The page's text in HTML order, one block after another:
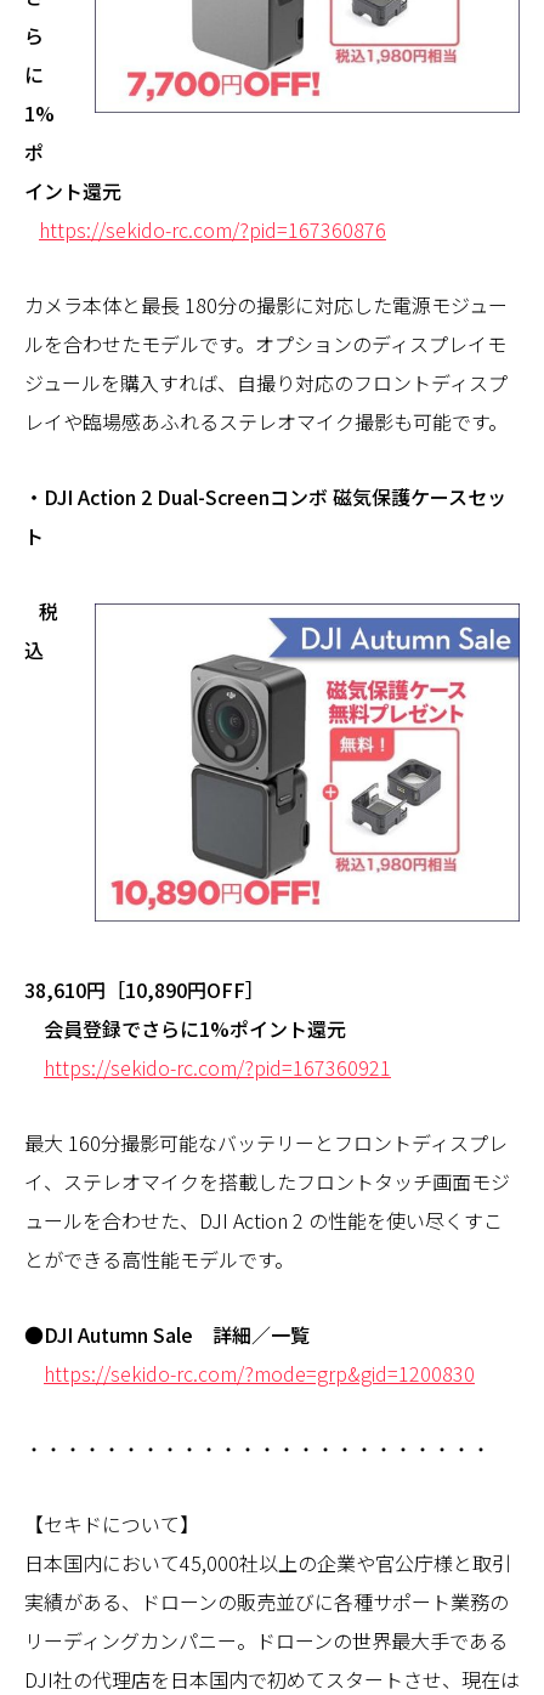
ら
に
1%
ポ
イント還元
https://sekido-rc.com/?pid=167360876
カメラ本体と最長 180分の撮影に対応した電源モジュー
ルを合わせたモデルです。オプションのディスプレイモ
ジュールを購入すれば、自撮り対応のフロントディスプ
レイや臨場感あふれるステレオマイク撮影も可能です。
・DJI Action 2 Dual-Screenコンボ 磁気保護ケースセッ
ト
税
込
38,610円［10,890円OFF］
会員登録でさらに1%ポイント還元
https://sekido-rc.com/?pid=167360921
最大 160分撮影可能なバッテリーとフロントディスプレ
イ、ステレオマイクを搭載したフロントタッチ画面モジ
ュールを合わせた、DJI Action 2 の性能を使い尽くすこ
とができる高性能モデルです。
●DJI Autumn Sale 詳細／一覧
https://sekido-rc.com/?mode=grp&gid=1200830
・・・・・・・・・・・・・・・・・・・・・・・・
【セキドについて】
日本国内において45,000社以上の企業や官公庁様と取引
実績がある、ドローンの販売並びに各種サポート業務の
リーディングカンパニー。ドローンの世界最大手である
DJI社の代理店を日本国内で初めてスタートさせ、現在は